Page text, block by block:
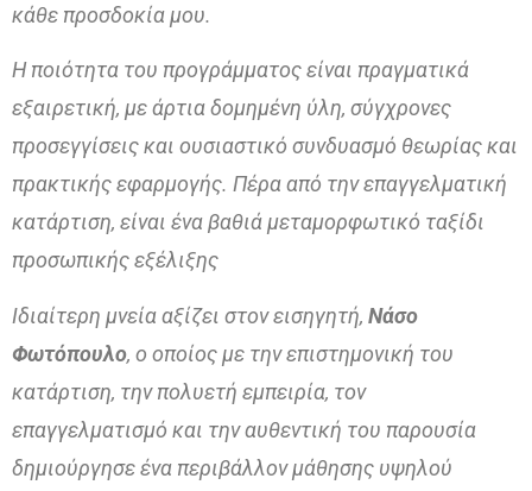
κάθε προσδοκία μου.
Η ποιότητα του προγράμματος είναι πραγματικά
εξαιρετική, με άρτια δομημένη ύλη, σύγχρονες
προσεγγίσεις και ουσιαστικό συνδυασμό θεωρίας και
πρακτικής εφαρμογής. Πέρα από την επαγγελματική
κατάρτιση, είναι ένα βαθιά μεταμορφωτικό ταξίδι
προσωπικής εξέλιξης
Ιδιαίτερη μνεία αξίζει στον εισηγητή, Νάσο
Φωτόπουλο, ο οποίος με την επιστημονική του
κατάρτιση, την πολυετή εμπειρία, τον
επαγγελματισμό και την αυθεντική του παρουσία
δημιούργησε ένα περιβάλλον μάθησης υψηλού